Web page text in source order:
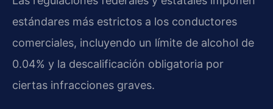
estándares más estrictos a los conductores
comerciales, incluyendo un límite de alcohol de
0.04% y la descalificación obligatoria por
ciertas infracciones graves.